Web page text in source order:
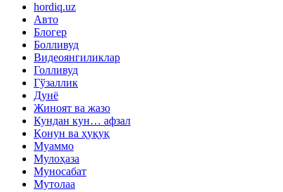
hordiq.uz
Авто
Блогер
Болливуд
Видеоянгиликлар
Голливуд
Гўзаллик
Дунё
Жиноят ва жазо
Кундан кун… афзал
Қонун ва ҳуқуқ
Муаммо
Мулоҳаза
Муносабат
Мутолаа